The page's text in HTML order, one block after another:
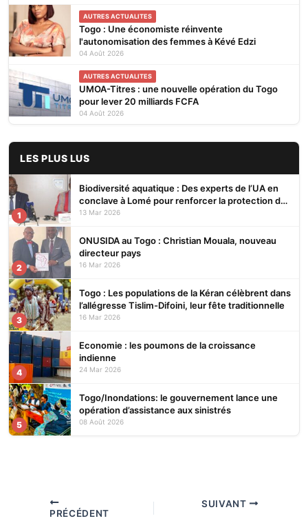
AUTRES ACTUALITES
Togo : Une économiste réinvente
l'autonomisation des femmes à Kévé Edzi
04 Août 2026
AUTRES ACTUALITES
UMOA-Titres : une nouvelle opération du Togo
pour lever 20 milliards FCFA
04 Août 2026
LES PLUS LUS
1
Biodiversité aquatique : Des experts de l’UA en
conclave à Lomé pour renforcer la protection des
écosystèmes
13 Mar 2026
2
ONUSIDA au Togo : Christian Mouala, nouveau
directeur pays
16 Mar 2026
3
Togo : Les populations de la Kéran célèbrent dans
l’allégresse Tislim-Difoini, leur fête traditionnelle
16 Mar 2026
4
Economie : les poumons de la croissance
indienne
24 Mar 2026
5
Togo/Inondations: le gouvernement lance une
opération d’assistance aux sinistrés
08 Août 2026
PRÉCÉDENT
SUIVANT